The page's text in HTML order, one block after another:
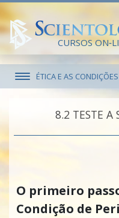
CURSOS
ÉTICA E AS CONDIÇÕES
8.‎2 TESTE A
O primeiro
Condição de